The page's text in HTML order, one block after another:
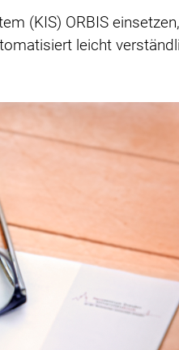
(KIS) ORBIS
leicht